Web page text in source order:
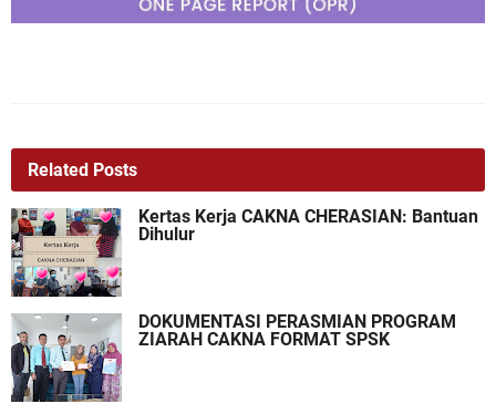
Related Posts
Kertas Kerja CAKNA CHERASIAN: Bantuan
Dihulur
DOKUMENTASI PERASMIAN PROGRAM
ZIARAH CAKNA FORMAT SPSK